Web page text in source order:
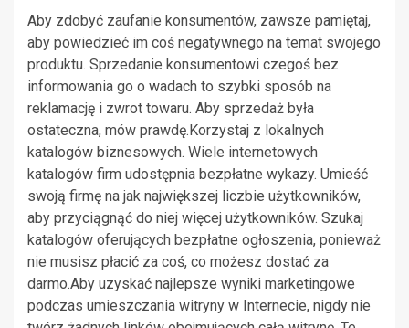
Aby zdobyć zaufanie konsumentów, zawsze pamiętaj,
aby powiedzieć im coś negatywnego na temat swojego
produktu. Sprzedanie konsumentowi czegoś bez
informowania go o wadach to szybki sposób na
reklamację i zwrot towaru. Aby sprzedaż była
ostateczna, mów prawdę.Korzystaj z lokalnych
katalogów biznesowych. Wiele internetowych
katalogów firm udostępnia bezpłatne wykazy. Umieść
swoją firmę na jak największej liczbie użytkowników,
aby przyciągnąć do niej więcej użytkowników. Szukaj
katalogów oferujących bezpłatne ogłoszenia, ponieważ
nie musisz płacić za coś, co możesz dostać za
darmo.Aby uzyskać najlepsze wyniki marketingowe
podczas umieszczania witryny w Internecie, nigdy nie